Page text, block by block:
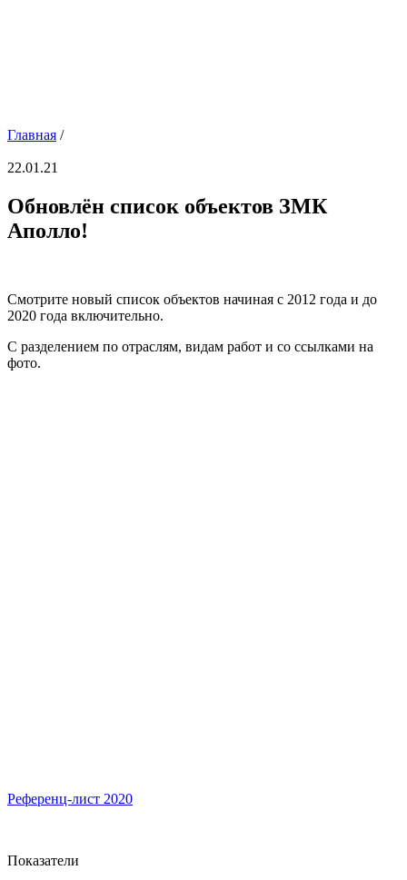
Главная /
22.01.21
Обновлён список объектов ЗМК
Аполло!
Смотрите новый список объектов начиная с 2012 года и до
2020 года включительно.
С разделением по отраслям, видам работ и со ссылками на
фото.
Референц-лист 2020
Показатели